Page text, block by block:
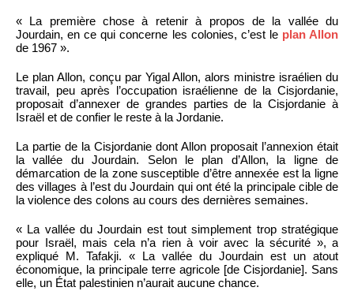
« La première chose à retenir à propos de la vallée du
Jourdain, en ce qui concerne les colonies, c’est le plan Allon
de 1967 ».
Le plan Allon, conçu par Yigal Allon, alors ministre israélien du
travail, peu après l’occupation israélienne de la Cisjordanie,
proposait d’annexer de grandes parties de la Cisjordanie à
Israël et de confier le reste à la Jordanie.
La partie de la Cisjordanie dont Allon proposait l’annexion était
la vallée du Jourdain. Selon le plan d’Allon, la ligne de
démarcation de la zone susceptible d’être annexée est la ligne
des villages à l’est du Jourdain qui ont été la principale cible de
la violence des colons au cours des dernières semaines.
« La vallée du Jourdain est tout simplement trop stratégique
pour Israël, mais cela n’a rien à voir avec la sécurité », a
expliqué M. Tafakji. « La vallée du Jourdain est un atout
économique, la principale terre agricole [de Cisjordanie]. Sans
elle, un État palestinien n’aurait aucune chance.